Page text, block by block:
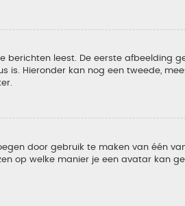
berichten leest. De eerste afbeelding
Hieronder kan nog een tweede,
door gebruik te maken van één
op welke manier je een avatar kan